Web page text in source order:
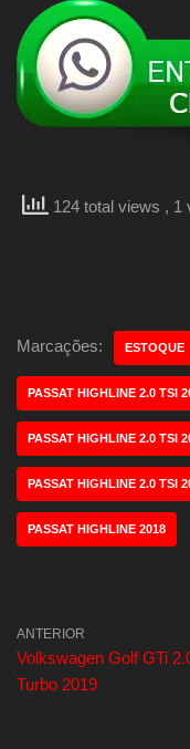
124 total views , 1
Marcações: ESTOQUE
PASSAT HIGHLINE 2.0 TSI
PASSAT HIGHLINE 2.0 TSI
PASSAT HIGHLINE 2.0 TSI
PASSAT HIGHLINE 2018
ANTERIOR
Volkswagen Golf GTi
Turbo 2019